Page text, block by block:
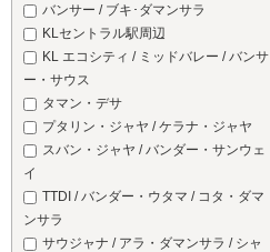
バンサー / ブキ･ダマンサラ
KLセントラル駅周辺
KL エコシティ / ミッドバレー / バンサ
ー・サウス
タマン・デサ
プタリン・ジャヤ / ケラナ・ジャヤ
スバン・ジャヤ / バンダー・サンウェ
イ
TTDI / バンダー・ウタマ / コタ・ダマ
ンサラ
サウジャナ / アラ・ダマンサラ / シャ